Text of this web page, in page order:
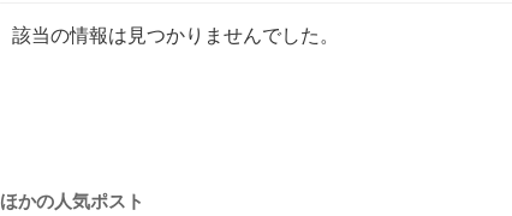
該当の情報は見つかりませんでした。
ほかの人気ポスト